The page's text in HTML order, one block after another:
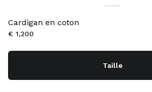
Cardigan en coton
€ 1,200
Taille